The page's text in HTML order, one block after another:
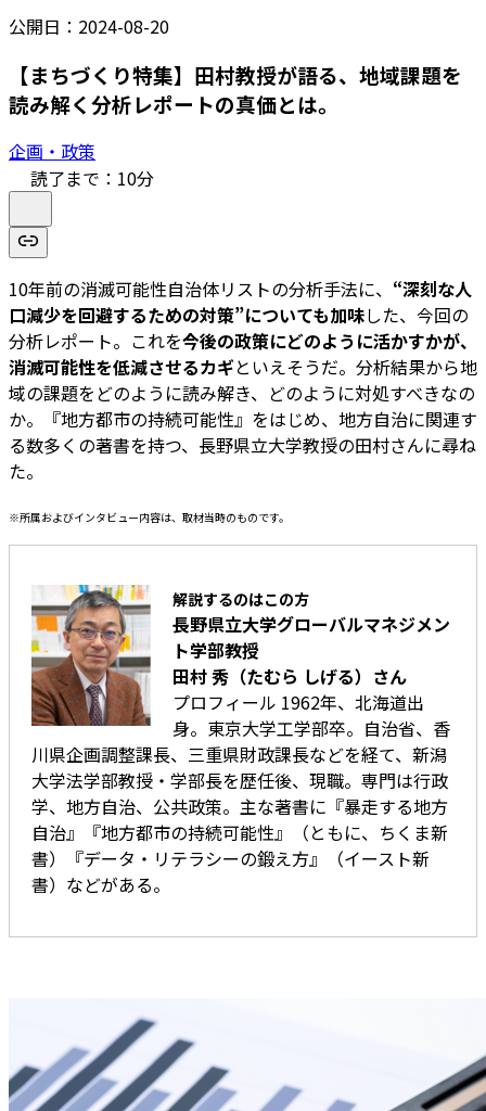
公開日： 2024-08-20
【まちづくり特集】田村教授が語る、地域課題を
読み解く分析レポートの真価とは。
企画・政策
読了まで： 10分
10年前の消滅可能性自治体リストの分析手法に、 “深刻な人
口減少を回避するための対策”についても加味した、今回の
分析レポート。これを今後の政策にどのように活かすかが、
消滅可能性を低減させるカギといえそうだ。分析結果から地
域の課題をどのように読み解き、どのように対処すべきなの
か。『地方都市の持続可能性』をはじめ、地方自治に関連す
る数多くの著書を持つ、長野県立大学教授の田村さんに尋ね
た。
※所属およびインタビュー内容は、取材当時のものです。
解説するのはこの方
長野県立大学グローバルマネジメン
ト学部教授
田村 秀（たむら しげる）さん
プロフィール 1962年、北海道出
身。東京大学工学部卒。自治省、香
川県企画調整課長、三重県財政課長などを経て、新潟
大学法学部教授・学部長を歴任後、現職。専門は行政
学、地方自治、公共政策。主な著書に『暴走する地方
自治』『地方都市の持続可能性』（ともに、ちくま新
書）『データ・リテラシーの鍛え方』（イースト新
書）などがある。